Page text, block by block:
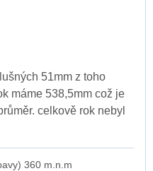
51mm z toho
máme 538,5mm což je
celkově rok nebyl
360 m.n.m